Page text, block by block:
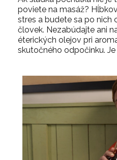
poviete na masáž?
stres a budete sa po nich
človek. Nezabúdajte ani
éterických olejov pri
skutočného odpočinku. Je